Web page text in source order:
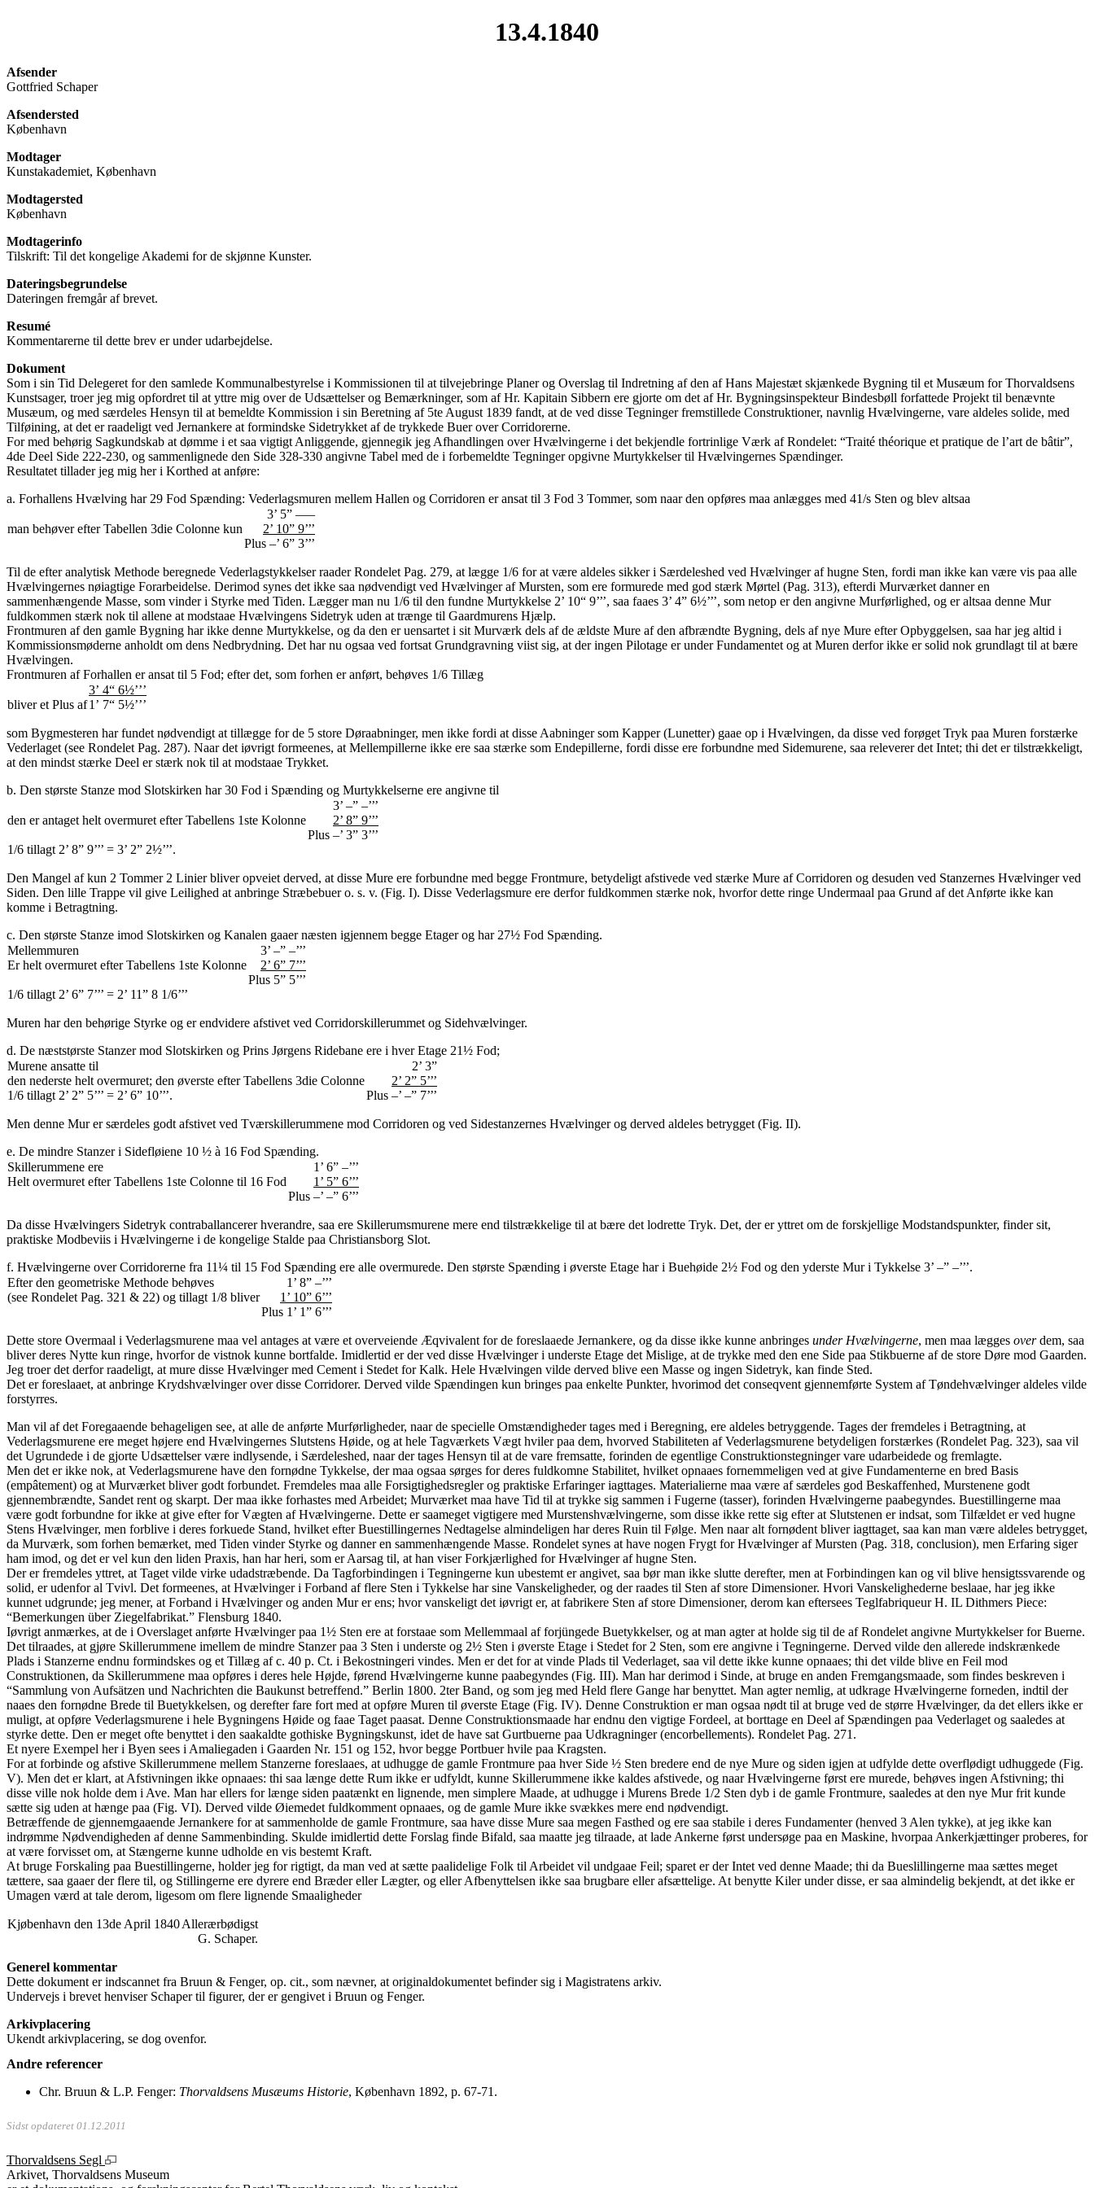
13.4.1840
Afsender
Gottfried Schaper
Afsendersted
København
Modtager
Kunstakademiet, København
Modtagersted
København
Modtagerinfo
Tilskrift: Til det kongelige Akademi for de skjønne Kunster.
Dateringsbegrundelse
Dateringen fremgår af brevet.
Resumé
Kommentarerne til dette brev er under udarbejdelse.
Dokument
Som i sin Tid Delegeret for den samlede Kommunalbestyrelse i Kommissionen til at tilvejebringe Planer og Overslag til Indretning af den af Hans Majestæt skjænkede Bygning til et Musæum for Thorvaldsens
Kunstsager, troer jeg mig opfordret til at yttre mig over de Udsættelser og Bemærkninger, som af Hr. Kapitain Sibbern ere gjorte om det af Hr. Bygningsinspekteur Bindesbøll forfattede Projekt til benævnte
Musæum, og med særdeles Hensyn til at bemeldte Kommission i sin Beretning af 5te August 1839 fandt, at de ved disse Tegninger fremstillede Construktioner, navnlig Hvælvingerne, vare aldeles solide, med
Tilføining, at det er raadeligt ved Jernankere at formindske Sidetrykket af de trykkede Buer over Corridorerne.
For med behørig Sagkundskab at dømme i et saa vigtigt Anliggende, gjennegik jeg Afhandlingen over Hvælvingerne i det bekjendle fortrinlige Værk af Rondelet: “Traité théorique et pratique de l’art de bâtir”,
4de Deel Side 222-230, og sammenlignede den Side 328-330 angivne Tabel med de i forbemeldte Tegninger opgivne Murtykkelser til Hvælvingernes Spændinger.
Resultatet tillader jeg mig her i Korthed at anføre:
a. Forhallens Hvælving har 29 Fod Spænding: Vederlagsmuren mellem Hallen og Corridoren er ansat til 3 Fod 3 Tommer, som naar den opføres maa anlægges med 41/s Sten og blev altsaa
man behøver efter Tabellen 3die Colonne kun
3’ 5” –––
2’ 10” 9’’’
Plus –’ 6” 3’’’
Til de efter analytisk Methode beregnede Vederlagstykkelser raader Rondelet Pag. 279, at lægge 1/6 for at være aldeles sikker i Særdeleshed ved Hvælvinger af hugne Sten, fordi man ikke kan være vis paa alle
Hvælvingernes nøiagtige Forarbeidelse. Derimod synes det ikke saa nødvendigt ved Hvælvinger af Mursten, som ere formurede med god stærk Mørtel (Pag. 313), efterdi Murværket danner en
sammenhængende Masse, som vinder i Styrke med Tiden. Lægger man nu 1/6 til den fundne Murtykkelse 2’ 10“ 9’’’, saa faaes 3’ 4” 6½’’’, som netop er den angivne Murførlighed, og er altsaa denne Mur
fuldkommen stærk nok til allene at modstaae Hvælvingens Sidetryk uden at trænge til Gaardmurens Hjælp.
Frontmuren af den gamle Bygning har ikke denne Murtykkelse, og da den er uensartet i sit Murværk dels af de ældste Mure af den afbrændte Bygning, dels af nye Mure efter Opbyggelsen, saa har jeg altid i
Kommissionsmøderne anholdt om dens Nedbrydning. Det har nu ogsaa ved fortsat Grundgravning viist sig, at der ingen Pilotage er under Fundamentet og at Muren derfor ikke er solid nok grundlagt til at bære
Hvælvingen.
Frontmuren af Forhallen er ansat til 5 Fod; efter det, som forhen er anført, behøves 1/6 Tillæg
bliver et Plus af
3’ 4“ 6½’’’
1’ 7“ 5½’’’
som Bygmesteren har fundet nødvendigt at tillægge for de 5 store Døraabninger, men ikke fordi at disse Aabninger som Kapper (Lunetter) gaae op i Hvælvingen, da disse ved forøget Tryk paa Muren forstærke
Vederlaget (see Rondelet Pag. 287). Naar det iøvrigt formeenes, at Mellempillerne ikke ere saa stærke som Endepillerne, fordi disse ere forbundne med Sidemurene, saa releverer det Intet; thi det er tilstrækkeligt,
at den mindst stærke Deel er stærk nok til at modstaae Trykket.
b. Den største Stanze mod Slotskirken har 30 Fod i Spænding og Murtykkelserne ere angivne til
den er antaget helt overmuret efter Tabellens 1ste Kolonne
1/6 tillagt 2’ 8” 9’’’ = 3’ 2” 2½’’’.
3’ –” –’’’
2’ 8” 9’’’
Plus –’ 3” 3’’’
Den Mangel af kun 2 Tommer 2 Linier bliver opveiet derved, at disse Mure ere forbundne med begge Frontmure, betydeligt afstivede ved stærke Mure af Corridoren og desuden ved Stanzernes Hvælvinger ved
Siden. Den lille Trappe vil give Leilighed at anbringe Stræbebuer o. s. v. (Fig. I). Disse Vederlagsmure ere derfor fuldkommen stærke nok, hvorfor dette ringe Undermaal paa Grund af det Anførte ikke kan
komme i Betragtning.
c. Den største Stanze imod Slotskirken og Kanalen gaaer næsten igjennem begge Etager og har 27½ Fod Spænding.
Mellemmuren
Er helt overmuret efter Tabellens 1ste Kolonne
1/6 tillagt 2’ 6” 7’’’ = 2’ 11” 8 1/6’’’
3’ –” –’’’
2’ 6” 7’’’
Plus 5” 5’’’
Muren har den behørige Styrke og er endvidere afstivet ved Corridorskillerummet og Sidehvælvinger.
d. De næststørste Stanzer mod Slotskirken og Prins Jørgens Ridebane ere i hver Etage 21½ Fod;
Murene ansatte til
den nederste helt overmuret; den øverste efter Tabellens 3die Colonne
1/6 tillagt 2’ 2” 5’’’ = 2’ 6” 10’’’.
2’ 3”
2’ 2” 5’’’
Plus –’ –” 7’’’
Men denne Mur er særdeles godt afstivet ved Tværskillerummene mod Corridoren og ved Sidestanzernes Hvælvinger og derved aldeles betrygget (Fig. II).
e. De mindre Stanzer i Sidefløiene 10 ½ à 16 Fod Spænding.
Skillerummene ere
Helt overmuret efter Tabellens 1ste Colonne til 16 Fod
1’ 6” –’’’
1’ 5” 6’’’
Plus –’ –” 6’’’
Da disse Hvælvingers Sidetryk contraballancerer hverandre, saa ere Skillerumsmurene mere end tilstrækkelige til at bære det lodrette Tryk. Det, der er yttret om de forskjellige Modstandspunkter, finder sit,
praktiske Modbeviis i Hvælvingerne i de kongelige Stalde paa Christiansborg Slot.
f. Hvælvingerne over Corridorerne fra 11¼ til 15 Fod Spænding ere alle overmurede. Den største Spænding i øverste Etage har i Buehøide 2½ Fod og den yderste Mur i Tykkelse 3’ –” –’’’.
Efter den geometriske Methode behøves
(see Rondelet Pag. 321 & 22) og tillagt 1/8 bliver
1’ 8” –’’’
1’ 10” 6’’’
Plus 1’ 1” 6’’’
Dette store Overmaal i Vederlagsmurene maa vel antages at være et overveiende Æqvivalent for de foreslaaede Jernankere, og da disse ikke kunne anbringes under Hvælvingerne, men maa lægges overdem, saa
bliver deres Nytte kun ringe, hvorfor de vistnok kunne bortfalde. Imidlertid er der ved disse Hvælvinger i underste Etage det Mislige, at de trykke med den ene Side paa Stikbuerne af de store Døre mod Gaarden.
Jeg troer det derfor raadeligt, at mure disse Hvælvinger med Cement i Stedet for Kalk. Hele Hvælvingen vilde derved blive een Masse og ingen Sidetryk, kan finde Sted.
Det er foreslaaet, at anbringe Krydshvælvinger over disse Corridorer. Derved vilde Spændingen kun bringes paa enkelte Punkter, hvorimod det conseqvent gjennemførte System af Tøndehvælvinger aldeles vilde
forstyrres.
Man vil af det Foregaaende behageligen see, at alle de anførte Murførligheder, naar de specielle Omstændigheder tages med i Beregning, ere aldeles betryggende. Tages der fremdeles i Betragtning, at
Vederlagsmurene ere meget højere end Hvælvingernes Slutstens Høide, og at hele Tagværkets Vægt hviler paa dem, hvorved Stabiliteten af Vederlagsmurene betydeligen forstærkes (Rondelet Pag. 323), saa vil
det Ugrundede i de gjorte Udsættelser være indlysende, i Særdeleshed, naar der tages Hensyn til at de vare fremsatte, forinden de egentlige Construktionstegninger vare udarbeidede og fremlagte.
Men det er ikke nok, at Vederlagsmurene have den fornødne Tykkelse, der maa ogsaa sørges for deres fuldkomne Stabilitet, hvilket opnaaes fornemmeligen ved at give Fundamenterne en bred Basis
(empâtement) og at Murværket bliver godt forbundet. Fremdeles maa alle Forsigtighedsregler og praktiske Erfaringer iagttages. Materialierne maa være af særdeles god Beskaffenhed, Murstenene godt
gjennembrændte, Sandet rent og skarpt. Der maa ikke forhastes med Arbeidet; Murværket maa have Tid til at trykke sig sammen i Fugerne (tasser), forinden Hvælvingerne paabegyndes. Buestillingerne maa
være godt forbundne for ikke at give efter for Vægten af Hvælvingerne. Dette er saameget vigtigere med Murstenshvælvingerne, som disse ikke rette sig efter at Slutstenen er indsat, som Tilfældet er ved hugne
Stens Hvælvinger, men forblive i deres forkuede Stand, hvilket efter Buestillingernes Nedtagelse almindeligen har deres Ruin til Følge. Men naar alt fornødent bliver iagttaget, saa kan man være aldeles betrygget,
da Murværk, som forhen bemærket, med Tiden vinder Styrke og danner en sammenhængende Masse. Rondelet synes at have nogen Frygt for Hvælvinger af Mursten (Pag. 318, conclusion), men Erfaring siger
ham imod, og det er vel kun den liden Praxis, han har heri, som er Aarsag til, at han viser Forkjærlighed for Hvælvinger af hugne Sten.
Der er fremdeles yttret, at Taget vilde virke udadstræbende. Da Tagforbindingen i Tegningerne kun ubestemt er angivet, saa bør man ikke slutte derefter, men at Forbindingen kan og vil blive hensigtssvarende og
solid, er udenfor al Tvivl. Det formeenes, at Hvælvinger i Forband af flere Sten i Tykkelse har sine Vanskeligheder, og der raades til Sten af store Dimensioner. Hvori Vanskelighederne beslaae, har jeg ikke
kunnet udgrunde; jeg mener, at Forband i Hvælvinger og anden Mur er ens; hvor vanskeligt det iøvrigt er, at fabrikere Sten af store Dimensioner, derom kan eftersees Teglfabriqueur H. IL Dithmers Piece:
“Bemerkungen über Ziegelfabrikat.” Flensburg 1840.
Iøvrigt anmærkes, at de i Overslaget anførte Hvælvinger paa 1½ Sten ere at forstaae som Mellemmaal af forjüngede Buetykkelser, og at man agter at holde sig til de af Rondelet angivne Murtykkelser for Buerne.
Det tilraades, at gjøre Skillerummene imellem de mindre Stanzer paa 3 Sten i underste og 2½ Sten i øverste Etage i Stedet for 2 Sten, som ere angivne i Tegningerne. Derved vilde den allerede indskrænkede
Plads i Stanzerne endnu formindskes og et Tillæg af c. 40 p. Ct. i Bekostningeri vindes. Men er det for at vinde Plads til Vederlaget, saa vil dette ikke kunne opnaaes; thi det vilde blive en Feil mod
Construktionen, da Skillerummene maa opføres i deres hele Højde, førend Hvælvingerne kunne paabegyndes (Fig. III). Man har derimod i Sinde, at bruge en anden Fremgangsmaade, som findes beskreven i
“Sammlung von Aufsätzen und Nachrichten die Baukunst betreffend.” Berlin 1800. 2ter Band, og som jeg med Held flere Gange har benyttet. Man agter nemlig, at udkrage Hvælvingerne forneden, indtil der
naaes den fornødne Brede til Buetykkelsen, og derefter fare fort med at opføre Muren til øverste Etage (Fig. IV). Denne Construktion er man ogsaa nødt til at bruge ved de større Hvælvinger, da det ellers ikke er
muligt, at opføre Vederlagsmurene i hele Bygningens Høide og faae Taget paasat. Denne Construktionsmaade har endnu den vigtige Fordeel, at borttage en Deel af Spændingen paa Vederlaget og saaledes at
styrke dette. Den er meget ofte benyttet i den saakaldte gothiske Bygningskunst, idet de have sat Gurtbuerne paa Udkragninger (encorbellements). Rondelet Pag. 271.
Et nyere Exempel her i Byen sees i Amaliegaden i Gaarden Nr. 151 og 152, hvor begge Portbuer hvile paa Kragsten.
For at forbinde og afstive Skillerummene mellem Stanzerne foreslaaes, at udhugge de gamle Frontmure paa hver Side ½ Sten bredere end de nye Mure og siden igjen at udfylde dette overflødigt udhuggede (Fig.
V). Men det er klart, at Afstivningen ikke opnaaes: thi saa længe dette Rum ikke er udfyldt, kunne Skillerummene ikke kaldes afstivede, og naar Hvælvingerne først ere murede, behøves ingen Afstivning; thi
disse ville nok holde dem i Ave. Man har ellers for længe siden paatænkt en lignende, men simplere Maade, at udhugge i Murens Brede 1/2 Sten dyb i de gamle Frontmure, saaledes at den nye Mur frit kunde
sætte sig uden at hænge paa (Fig. VI). Derved vilde Øiemedet fuldkomment opnaaes, og de gamle Mure ikke svækkes mere end nødvendigt.
Betræffende de gjennemgaaende Jernankere for at sammenholde de gamle Frontmure, saa have disse Mure saa megen Fasthed og ere saa stabile i deres Fundamenter (henved 3 Alen tykke), at jeg ikke kan
indrømme Nødvendigheden af denne Sammenbinding. Skulde imidlertid dette Forslag finde Bifald, saa maatte jeg tilraade, at lade Ankerne først undersøge paa en Maskine, hvorpaa Ankerkjættinger proberes, for
at være forvisset om, at Stængerne kunne udholde en vis bestemt Kraft.
At bruge Forskaling paa Buestillingerne, holder jeg for rigtigt, da man ved at sætte paalidelige Folk til Arbeidet vil undgaae Feil; sparet er der Intet ved denne Maade; thi da Bueslillingerne maa sættes meget
tættere, saa gaaer der flere til, og Stillingerne ere dyrere end Bræder eller Lægter, og eller Afbenyttelsen ikke saa brugbare eller afsættelige. At benytte Kiler under disse, er saa almindelig bekjendt, at det ikke er
Umagen værd at tale derom, ligesom om flere lignende Smaaligheder
Kjøbenhavn den 13de April 1840Allerærbødigst
G. Schaper.
Generel kommentar
Dette dokument er indscannet fra Bruun & Fenger, op. cit., som nævner, at originaldokumentet befinder sig i Magistratens arkiv.
Undervejs i brevet henviser Schaper til figurer, der er gengivet i Bruun og Fenger.
Arkivplacering
Ukendt arkivplacering, se dog ovenfor.
Andre referencer
Chr. Bruun & L.P. Fenger: Thorvaldsens Musæums Historie, København 1892, p. 67-71.
Sidst opdateret 01.12.2011
Thorvaldsens Segl
Arkivet, Thorvaldsens Museum